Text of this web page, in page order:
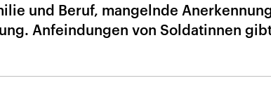
und Beruf, mangelnde
Anfeindungen von Soldatinnen